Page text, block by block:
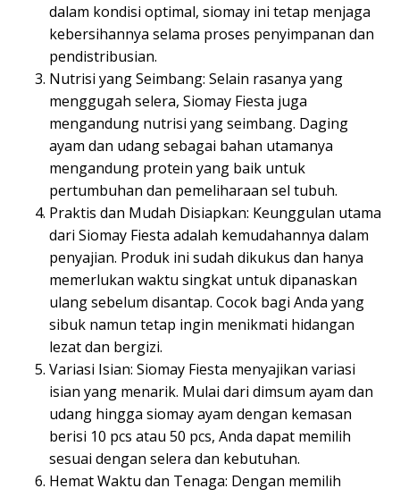
dalam kondisi optimal, siomay ini tetap menjaga
kebersihannya selama proses penyimpanan dan
pendistribusian.
Nutrisi yang Seimbang: Selain rasanya yang
menggugah selera, Siomay Fiesta juga
mengandung nutrisi yang seimbang. Daging
ayam dan udang sebagai bahan utamanya
mengandung protein yang baik untuk
pertumbuhan dan pemeliharaan sel tubuh.
Praktis dan Mudah Disiapkan: Keunggulan utama
dari Siomay Fiesta adalah kemudahannya dalam
penyajian. Produk ini sudah dikukus dan hanya
memerlukan waktu singkat untuk dipanaskan
ulang sebelum disantap. Cocok bagi Anda yang
sibuk namun tetap ingin menikmati hidangan
lezat dan bergizi.
Variasi Isian: Siomay Fiesta menyajikan variasi
isian yang menarik. Mulai dari dimsum ayam dan
udang hingga siomay ayam dengan kemasan
berisi 10 pcs atau 50 pcs, Anda dapat memilih
sesuai dengan selera dan kebutuhan.
Hemat Waktu dan Tenaga: Dengan memilih